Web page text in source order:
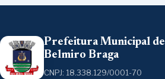
Prefeitura Municipal de
Belmiro Braga
CNPJ: 18.338.129/0001-70